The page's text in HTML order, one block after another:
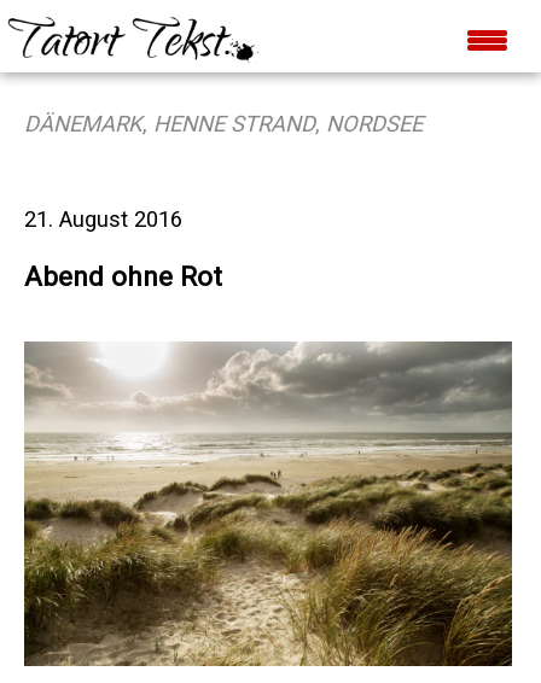
DÄNEMARK, HENNE STRAND, NORDSEE
21. August 2016
Abend ohne Rot